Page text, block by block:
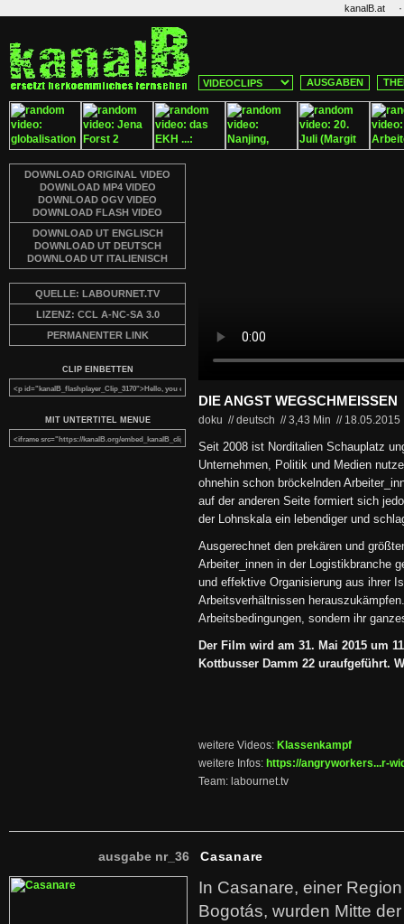
kanalB.at ·
AUSGABEN
DOWNLOAD ORIGINAL VIDEO
DOWNLOAD MP4 VIDEO
DOWNLOAD OGV VIDEO
DOWNLOAD FLASH VIDEO
DOWNLOAD UT ENGLISCH
DOWNLOAD UT DEUTSCH
DOWNLOAD UT ITALIENISCH
QUELLE: LABOURNET.TV
LIZENZ: CCL A-NC-SA 3.0
PERMANENTER LINK
CLIP EINBETTEN
MIT UNTERTITEL MENUE
DIE ANGST WEGSCHMEISSEN
doku // deutsch //3,43 Min // 18.05.2015
Seit 2008 ist Norditalien Schauplatz
Unternehmen, Politik und Medien
ohnehin schon bröckelnden
auf der anderen Seite formiert sich
der Lohnskala ein lebendiger und
Ausgerechnet den prekären und
Arbeiter_innen in der Logistikbranche
und effektive Organisierung aus ihrer
Arbeitsverhältnissen
Arbeitsbedingungen, sondern ihr
Der Film wird am 31. Mai 2015 um
Kottbusser Damm 22 uraufgeführt.
weitere Videos: Klassenkampf
weitere Infos: https://angryworkers...r-
Team: labournet.tv
ausgabe nr_36 Casanare
In Casanare, einer
Bogotás, wurden Mitte